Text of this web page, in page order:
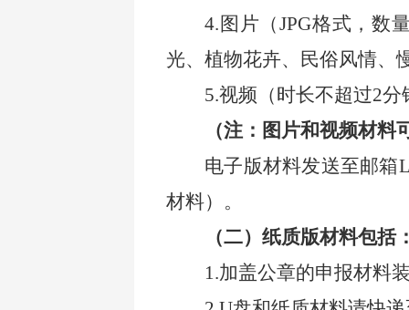
4.图片（JPG格式，数
光、植物花卉、民俗风情、
5.视频（时长不超过2
（注：图片和视频材料
电子版材料发送至邮箱
材料）。
（二）纸质版材料包括
1.加盖公章的申报材料